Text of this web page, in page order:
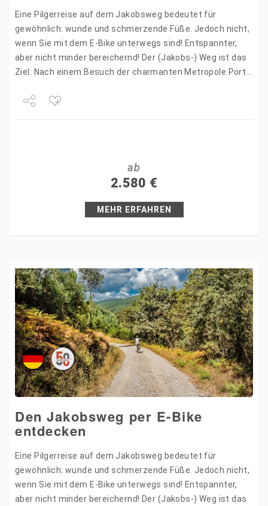
Eine Pilgerreise auf dem Jakobsweg bedeutet für
gewöhnlich: wunde und schmerzende Füße. Jedoch nicht,
wenn Sie mit dem E-Bike unterwegs sind! Entspannter,
aber nicht minder bereichernd! Der (Jakobs-) Weg ist das
Ziel: Nach einem Besuch der charmanten Metropole Porto
ab
2.580 €
MEHR ERFAHREN
Den Jakobsweg per E-Bike
entdecken
Eine Pilgerreise auf dem Jakobsweg bedeutet für
gewöhnlich: wunde und schmerzende Füße. Jedoch nicht,
wenn Sie mit dem E-Bike unterwegs sind! Entspannter,
aber nicht minder bereichernd! Der (Jakobs-) Weg ist das